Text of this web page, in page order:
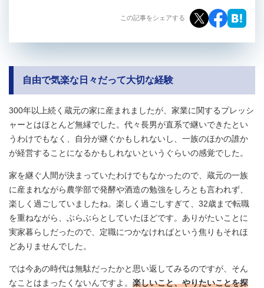
この記事をシェアする
自由で気楽な日々だって大切な経験
300年以上続く蔵元の家に産まれましたが、家業に関するプレッシ
ャーとはほとんど無縁でした。代々長男が直系で継いできたとい
うわけでもなく、自分が継ぐかもしれないし、一族のほかの誰か
が経営することになるかもしれないというぐらいの感覚でした。
家を継ぐ人間が決まっていたわけでもなかったので、蔵元の一族
に産まれながら農学部で発酵や酒造の勉強をしろとも言われず、
楽しく過ごしていましたね。楽しく過ごしすぎて、32歳まで転職
を重ねながら、ぶらぶらとしていたほどです。ありがたいことに
実家暮らしだったので、定職につかなければという焦りもそれほ
どありませんでした。
では今あの時代は無駄だったかと思い返してみるのですが、そん
なことはまったくないんですよ。 楽しいこと、やりたいことを探